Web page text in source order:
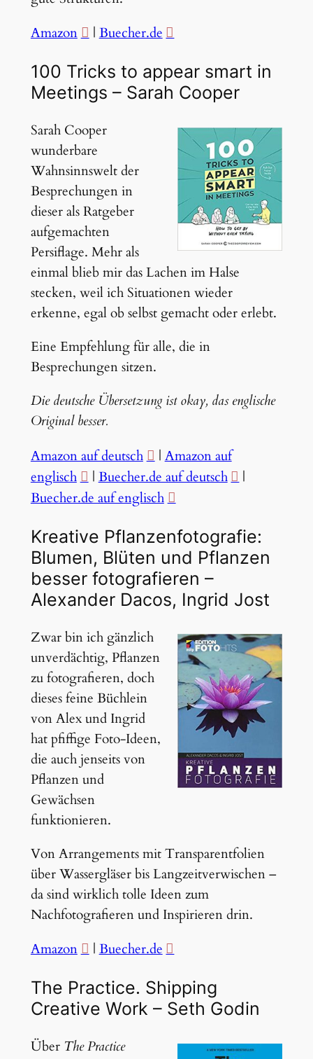
Amazon
| Buecher.de
100 Tricks to appear smart in
Meetings – Sarah Cooper
Sarah Cooper
wunderbare
Wahnsinnswelt der
Besprechungen in
dieser als Ratgeber
aufgemachten
Persiflage. Mehr als
einmal blieb mir das Lachen im Halse
stecken, weil ich Situationen wieder
erkenne, egal ob selbst gemacht oder erlebt.
Eine Empfehlung für alle, die in
Besprechungen sitzen.
Die deutsche Übersetzung ist okay, das englische
Original besser.
Amazon auf deutsch
| Amazon auf
englisch
| Buecher.de auf deutsch
|
Buecher.de auf englisch
Kreative Pflanzenfotografie:
Blumen, Blüten und Pflanzen
besser fotografieren –
Alexander Dacos, Ingrid Jost
Zwar bin ich gänzlich
unverdächtig, Pflanzen
zu fotografieren, doch
dieses feine Büchlein
von Alex und Ingrid
hat pfiffige Foto-Ideen,
die auch jenseits von
Pflanzen und
Gewächsen
funktionieren.
Von Arrangements mit Transparentfolien
über Wassergläser bis Langzeitverwischen –
da sind wirklich tolle Ideen zum
Nachfotografieren und Inspirieren drin.
Amazon
| Buecher.de
The Practice. Shipping
Creative Work – Seth Godin
Über The Practice